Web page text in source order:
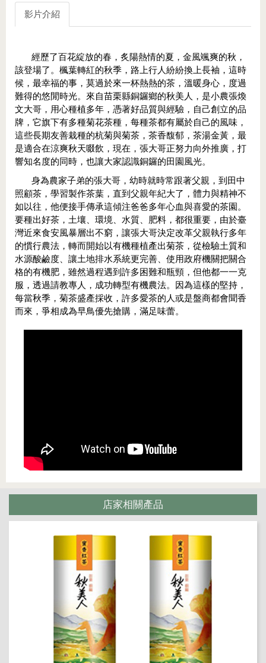
影片介紹
經歷了百花綻放的春，炙陽熱情的夏，金風颯爽的秋，
該登場了。楓葉轉紅的秋季，路上行人紛紛換上長袖，這時
候，最幸福的事，莫過於來一杯熱熱的茶，溫暖身心，度過
難得的悠閒時光。來自苗栗縣銅鑼鄉的秋美人，是小農張煥
文大哥，用心種植多年，憑著好品質與經驗，自己創立的品
牌，它旗下有多種菊花茶種，每種茶都有屬於自己的風味，
這些長期友善栽種的杭菊與菊茶，茶香馥郁，茶湯金黃，最
是適合在涼爽秋天啜飲，現在，張大哥正努力向外推廣，打
響知名度的同時，也讓大家認識銅鑼的田園風光。
身為農家子弟的張大哥，幼時就時常跟著父親，到田中
照顧茶，學習製作茶葉，直到父親年紀大了，體力與精神不
如以往，他便接手傳承這傾注爸爸多年心血與喜愛的茶園。
要種出好茶，土壤、環境、水質、肥料，都很重要，由於臺
灣近來食安風暴層出不窮，讓張大哥決定改革父親執行多年
的慣行農法，轉而開始以有機種植產出菊茶，從檢驗土質和
水源酸鹼度、讓土地排水系統更完善、使用政府機關把關合
格的有機肥，雖然過程遇到許多困難和瓶頸，但他都一一克
服，透過請教專人，成功轉型有機農法。因為這樣的堅持，
每當秋季，菊茶盛產採收，許多愛茶的人或是盤商都會聞香
而來，爭相成為早鳥優先搶購，滿足味蕾。
店家相關產品